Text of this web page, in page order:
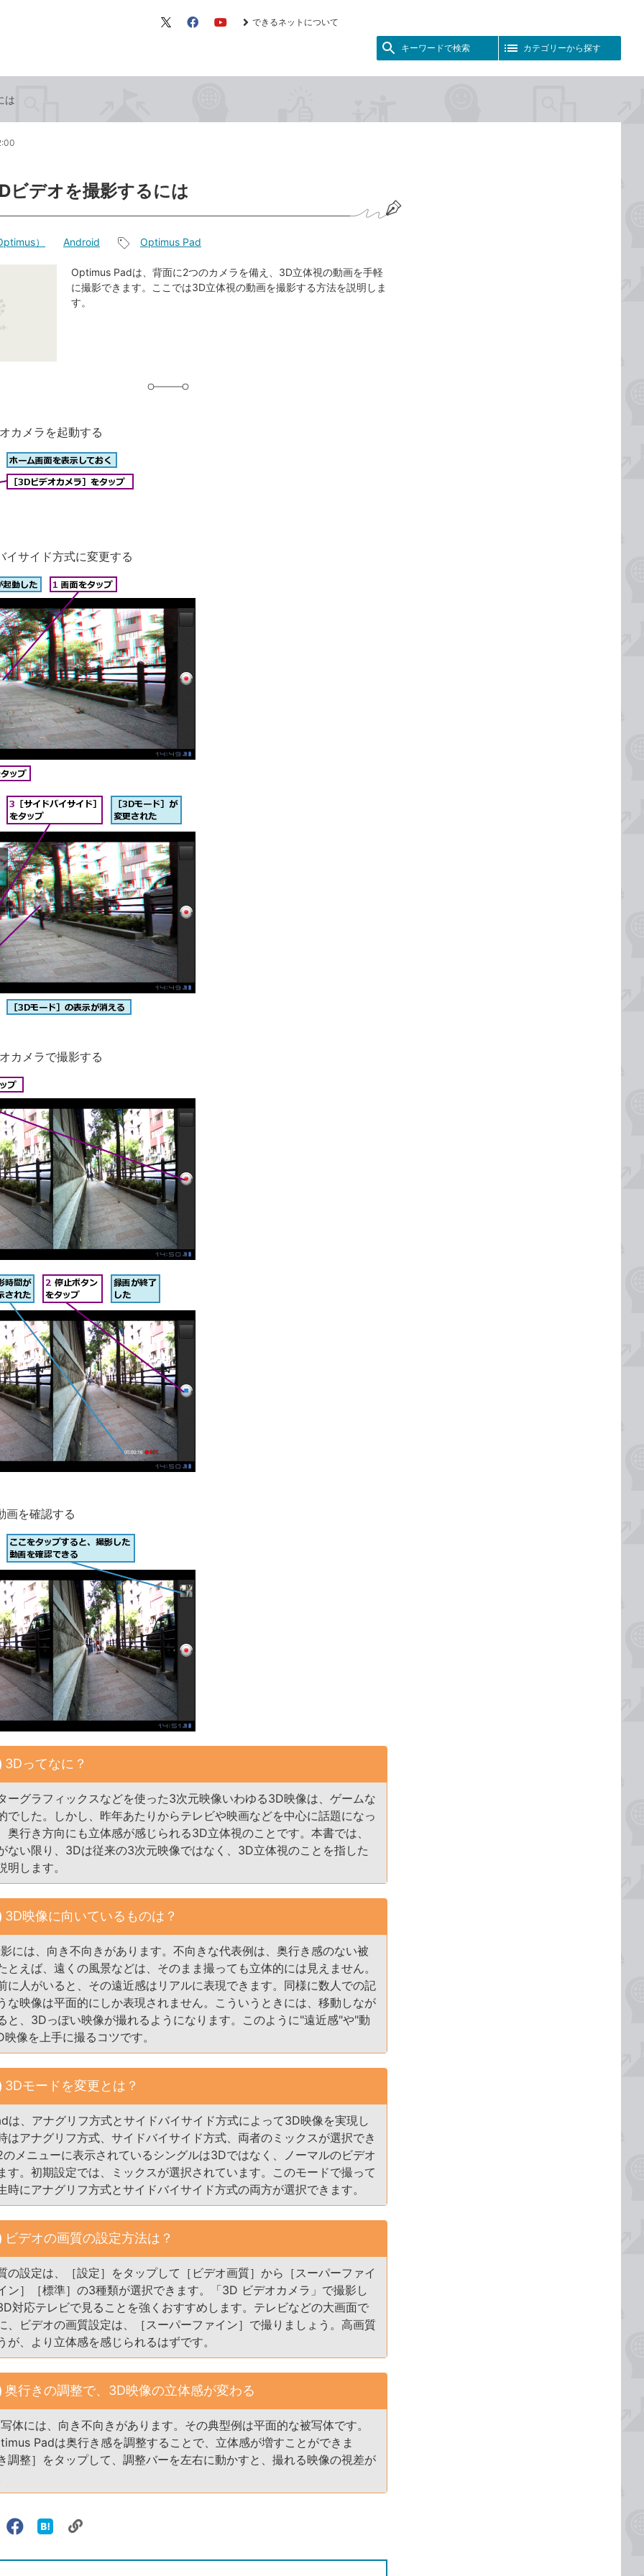
X（旧 FacebookYouTube
できるネットについて
キーワードで検索 カテゴリーから探す
は
ビデオを撮影するには
） Android
事
タ
Optimus Pad
Optimus Padは、背面に2つのカメラを備え、3D立体視の動画を手軽
に撮影できます。ここでは3D立体視の動画を撮影する方法を説明しま
す。
カメラを起動する
イサイド方式に変更する
カメラで撮影する
画を確認する
3Dってなに？
ーグラフィックスなどを使った3次元映像いわゆる3D映像は、ゲームな
でした。しかし、昨年あたりからテレビや映画などを中心に話題になっ
奥行き方向にも立体感が感じられる3D立体視のことです。本書では、
ない限り、3Dは従来の3次元映像ではなく、3D立体視のことを指した
明します。
3D映像に向いているものは？
には、向き不向きがあります。不向きな代表例は、奥行き感のない被
とえば、遠くの風景などは、そのまま撮っても立体的には見えません。
に人がいると、その遠近感はリアルに表現できます。同様に数人での記
な映像は平面的にしか表現されません。こういうときには、移動しなが
と、3Dっぽい映像が撮れるようになります。このように"遠近感"や"動
像を上手に撮るコツです。
3Dモードを変更とは？
は、アナグリフ方式とサイドバイサイド方式によって3D映像を実現し
はアナグリフ方式、サイドバイサイド方式、両者のミックスが選択でき
メニューに表示されているシングルは3Dではなく、ノーマルのビデオ
す。初期設定では、ミックスが選択されています。このモードで撮って
時にアナグリフ方式とサイドバイサイド方式の両方が選択できます。
ビデオの画質の設定方法は？
の設定は、［設定］をタップして［ビデオ画質］から［スーパーファイ
ン］［標準］の3種類が選択できます。「3D ビデオカメラ」で撮影し
対応テレビで見ることを強くおすすめします。テレビなどの大画面で
、ビデオの画質設定は、［スーパーファイン］で撮りましょう。高画質
が、より立体感を感じられるはずです。
奥行きの調整で、3D映像の立体感が変わる
体には、向き不向きがあります。その典型例は平面的な被写体です。
Padは奥行き感を調整することで、立体感が増すことができま
調整］をタップして、調整バーを左右に動かすと、撮れる映像の視差が
する
旧
Facebook
シ
な
ク